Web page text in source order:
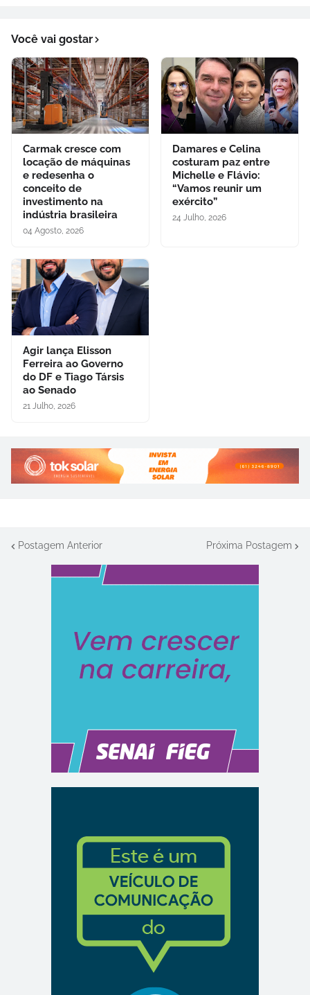
Você vai gostar
Carmak cresce com
locação de máquinas
e redesenha o
conceito de
investimento na
indústria brasileira
04 Agosto, 2026
Damares e Celina
costuram paz entre
Michelle e Flávio:
“Vamos reunir um
exército”
24 Julho, 2026
Agir lança Elisson
Ferreira ao Governo
do DF e Tiago Társis
ao Senado
21 Julho, 2026
Postagem Anterior Próxima Postagem